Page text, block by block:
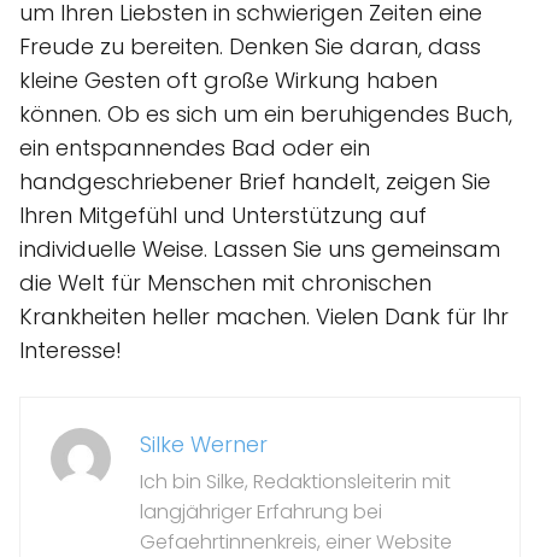
um Ihren Liebsten in schwierigen Zeiten eine
Freude zu bereiten. Denken Sie daran, dass
kleine Gesten oft große Wirkung haben
können. Ob es sich um ein beruhigendes Buch,
ein entspannendes Bad oder ein
handgeschriebener Brief handelt, zeigen Sie
Ihren Mitgefühl und Unterstützung auf
individuelle Weise. Lassen Sie uns gemeinsam
die Welt für Menschen mit chronischen
Krankheiten heller machen. Vielen Dank für Ihr
Interesse!
Silke Werner
Ich bin Silke, Redaktionsleiterin mit
langjähriger Erfahrung bei
Gefaehrtinnenkreis, einer Website